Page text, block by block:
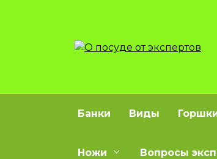
Банки Виды
Ножи Вопросы